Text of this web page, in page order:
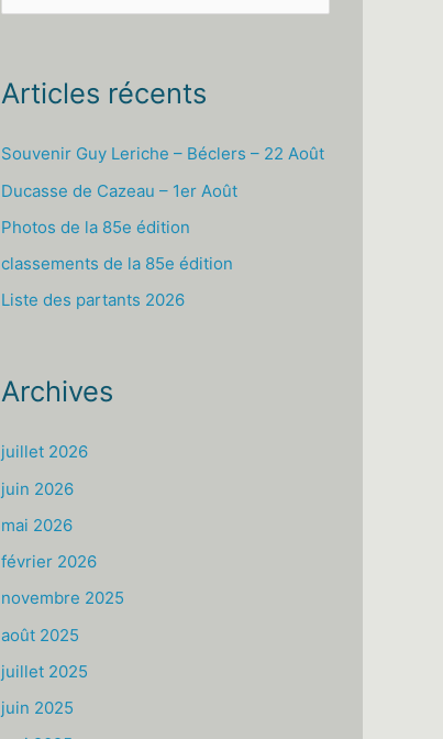
e
h
e
r
Articles récents
Souvenir Guy Leriche – Béclers – 22 Août
Ducasse de Cazeau – 1er Août
Photos de la 85e édition
classements de la 85e édition
Liste des partants 2026
Archives
juillet 2026
juin 2026
mai 2026
février 2026
novembre 2025
août 2025
juillet 2025
juin 2025